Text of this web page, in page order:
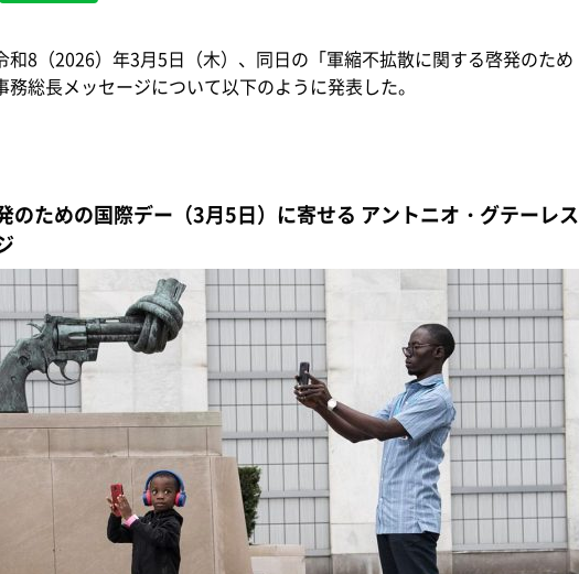
8（2026）年3月5日（木）、同日の「軍縮不拡散に関する啓発のため
総長メッセージについて以下のように発表した。
のための国際デー（3月5日）に寄せる アントニオ・グテーレス